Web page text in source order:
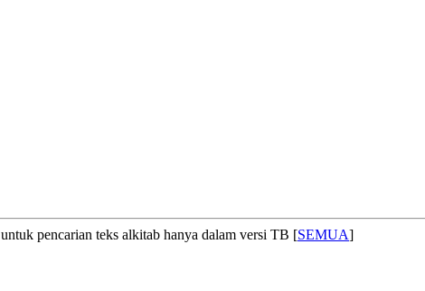
untuk pencarian teks alkitab hanya dalam versi TB [SEMUA]